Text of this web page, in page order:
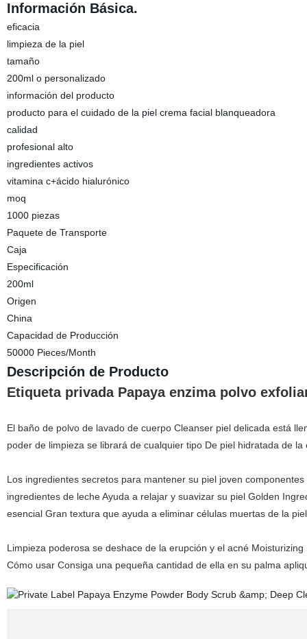
Información Básica.
eficacia
limpieza de la piel
tamaño
200ml o personalizado
información del producto
producto para el cuidado de la piel crema facial blanqueadora
calidad
profesional alto
ingredientes activos
vitamina c+ácido hialurónico
moq
1000 piezas
Paquete de Transporte
Caja
Especificación
200ml
Origen
China
Capacidad de Producción
50000 Pieces/Month
Descripción de Producto
Etiqueta privada Papaya enzima polvo
El baño de polvo de lavado de cuerpo Cleanser piel delicada está
poder de limpieza se librará de cualquier tipo De piel hidratada de
Los ingredientes secretos para mantener su piel joven
ingredientes de leche Ayuda a relajar y suavizar su piel Golden
esencial Gran textura que ayuda a eliminar células muertas de la
Limpieza poderosa se deshace de la erupción y el acné
Cómo usar Consiga una pequeña cantidad de ella en su palma